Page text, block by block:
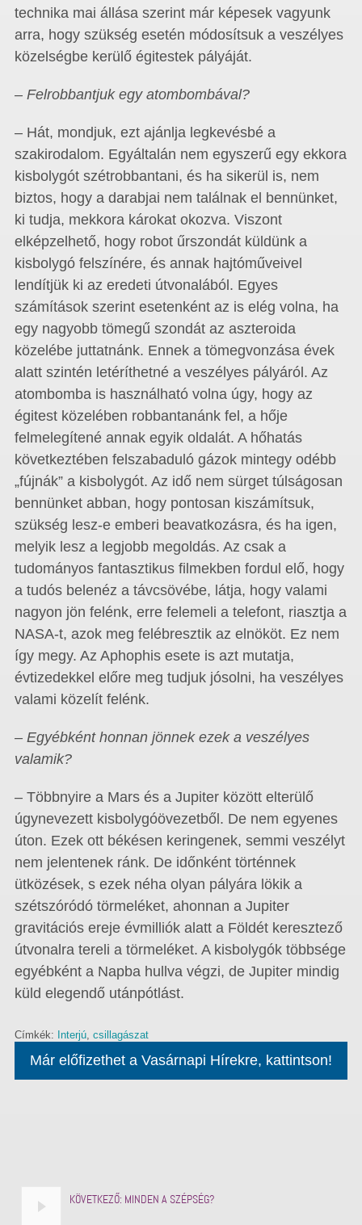
technika mai állása szerint már képesek vagyunk
arra, hogy szükség esetén módosítsuk a veszélyes
közelségbe kerülő égitestek pályáját.
– Felrobbantjuk egy atombombával?
– Hát, mondjuk, ezt ajánlja legkevésbé a
szakirodalom. Egyáltalán nem egyszerű egy ekkora
kisbolygót szétrobbantani, és ha sikerül is, nem
biztos, hogy a darabjai nem találnak el bennünket,
ki tudja, mekkora károkat okozva. Viszont
elképzelhető, hogy robot űrszondát küldünk a
kisbolygó felszínére, és annak hajtóműveivel
lendítjük ki az eredeti útvonalából. Egyes
számítások szerint esetenként az is elég volna, ha
egy nagyobb tömegű szondát az aszteroida
közelébe juttatnánk. Ennek a tömegvonzása évek
alatt szintén letéríthetné a veszélyes pályáról. Az
atombomba is használható volna úgy, hogy az
égitest közelében robbantanánk fel, a hője
felmelegítené annak egyik oldalát. A hőhatás
következtében felszabaduló gázok mintegy odébb
„fújnák” a kisbolygót. Az idő nem sürget túlságosan
bennünket abban, hogy pontosan kiszámítsuk,
szükség lesz-e emberi beavatkozásra, és ha igen,
melyik lesz a legjobb megoldás. Az csak a
tudományos fantasztikus filmekben fordul elő, hogy
a tudós belenéz a távcsövébe, látja, hogy valami
nagyon jön felénk, erre felemeli a telefont, riasztja a
NASA-t, azok meg felébresztik az elnököt. Ez nem
így megy. Az Aphophis esete is azt mutatja,
évtizedekkel előre meg tudjuk jósolni, ha veszélyes
valami közelít felénk.
– Egyébként honnan jönnek ezek a veszélyes
valamik?
– Többnyire a Mars és a Jupiter között elterülő
úgynevezett kisbolygóövezetből. De nem egyenes
úton. Ezek ott békésen keringenek, semmi veszélyt
nem jelentenek ránk. De időnként történnek
ütközések, s ezek néha olyan pályára lökik a
szétszóródó törmeléket, ahonnan a Jupiter
gravitációs ereje évmilliók alatt a Földét keresztező
útvonalra tereli a törmeléket. A kisbolygók többsége
egyébként a Napba hullva végzi, de Jupiter mindig
küld elegendő utánpótlást.
Címkék: Interjú, csillagászat
Már előfizethet a Vasárnapi Hírekre, kattintson!
KÖVETKEZŐ: MINDEN A SZÉPSÉG?